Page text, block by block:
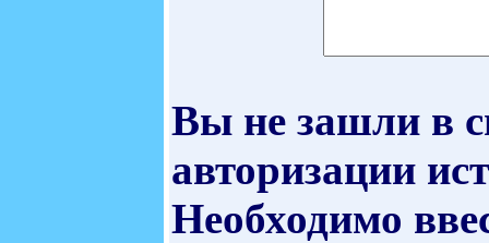
Вы не зашли в
авторизации
Необходимо